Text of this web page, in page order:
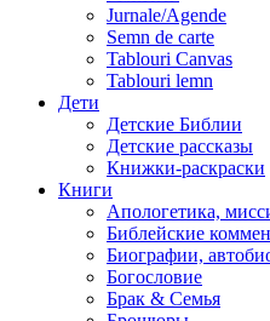
Jurnale/Agende
Semn de carte
Tablouri Canvas
Tablouri lemn
Дети
Детские Библии
Детские рассказы
Книжки-раскраски
Книги
Апологетика,
Библейские
Биографии,
Богословие
Брак & Семья